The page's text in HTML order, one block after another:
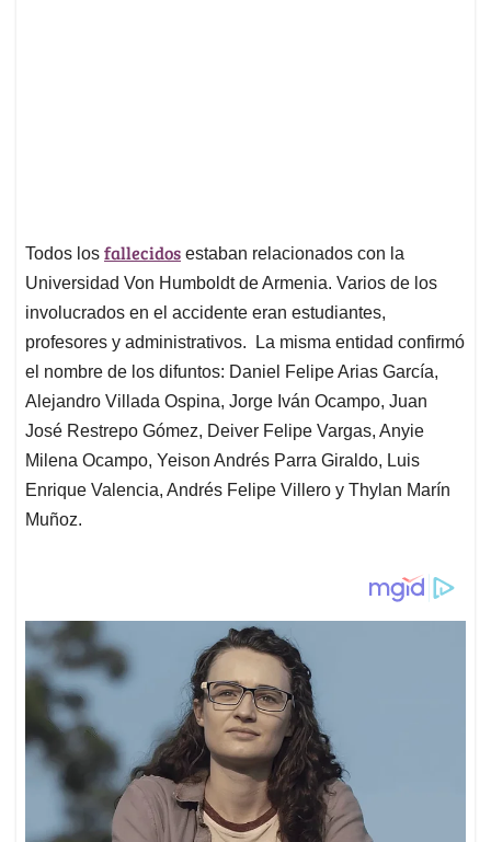
Todos los fallecidos estaban relacionados con la
Universidad Von Humboldt de Armenia. Varios de los
involucrados en el accidente eran estudiantes,
profesores y administrativos. La misma entidad confirmó
el nombre de los difuntos: Daniel Felipe Arias García,
Alejandro Villada Ospina, Jorge Iván Ocampo, Juan
José Restrepo Gómez, Deiver Felipe Vargas, Anyie
Milena Ocampo, Yeison Andrés Parra Giraldo, Luis
Enrique Valencia, Andrés Felipe Villero y Thylan Marín
Muñoz.